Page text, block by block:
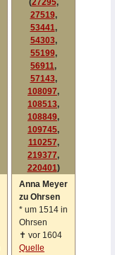
(27295,
27519,
53441,
54303,
55199,
56911,
57143,
108097,
108513,
108849,
109745,
110257,
219377,
220401)
Anna Meyer
zu Ohrsen
* um 1514 in
Ohrsen
✝ vor 1604
Quelle